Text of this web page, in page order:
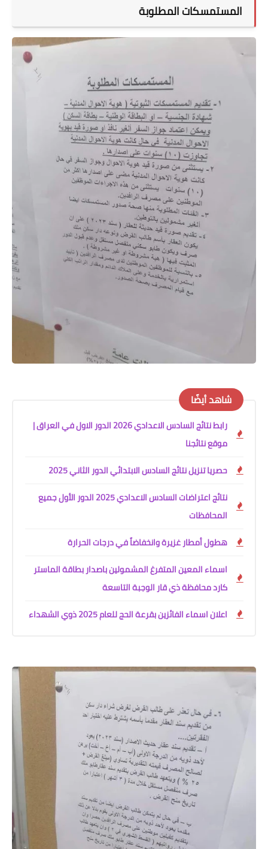
المستمسكات المطلوبة
شاهد أيضًا
رابط نتائج السادس الاعدادي 2026 الدور الاول في العراق |
موقع نتائجنا
حصريا تنزيل نتائج السادس الابتدائي الدور الثاني 2025
نتائج اعتراضات السادس الاعدادي 2025 الدور الأول جميع
المحافظات
هطول أمطار غزيرة وانخفاضاً في درجات الحرارة
اسماء المعين المتفرغ المشمولين باصدار بطاقة الماستر
كارد محافظة ذي قار الوجبة التاسعة
اعلان اسماء الفائزين بقرعة الحج للعام 2025 ذوي الشهداء